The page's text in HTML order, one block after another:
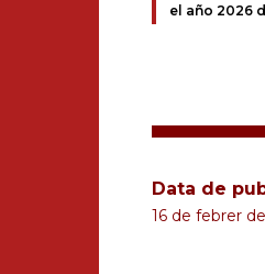
el año 2026
Data de
16 de febrer